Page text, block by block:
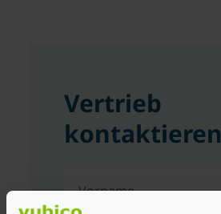
Vertrieb
kontaktieren
Vorname